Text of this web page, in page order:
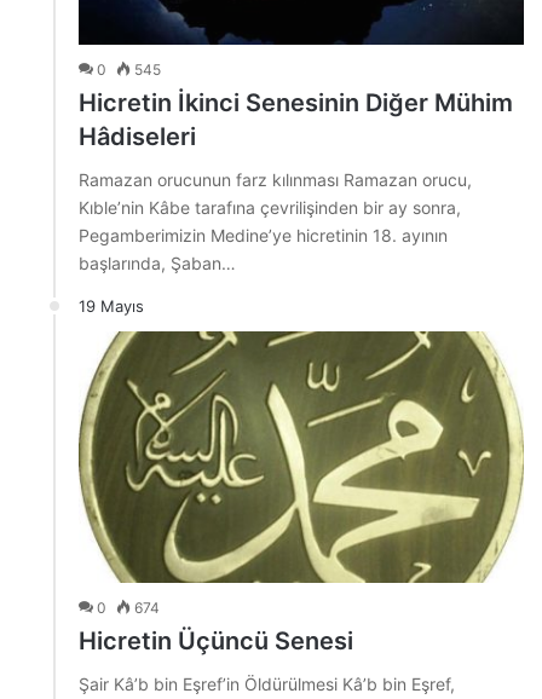
0 545
Hicretin İkinci Senesinin Diğer Mühim
Hâdiseleri
Ramazan orucunun farz kılınması Ramazan orucu,
Kıble’nin Kâbe tarafına çevrilişinden bir ay sonra,
Pegamberimizin Medine’ye hicretinin 18. ayının
başlarında, Şaban…
19 Mayıs
0 674
Hicretin Üçüncü Senesi
Şair Kâ’b bin Eşref’in Öldürülmesi Kâ’b bin Eşref,